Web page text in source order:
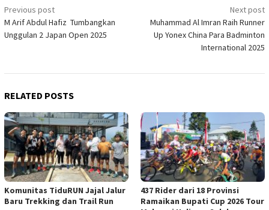
Post
navigation
Previous post
M Arif Abdul Hafiz Tumbangkan
Unggulan 2 Japan Open 2025
Next post
Muhammad Al Imran Raih Runner
Up Yonex China Para Badminton
International 2025
RELATED POSTS
Komunitas TiduRUN Jajal Jalur
Baru Trekking dan Trail Run
437 Rider dari 18 Provinsi
Ramaikan Bupati Cup 2026 Tour